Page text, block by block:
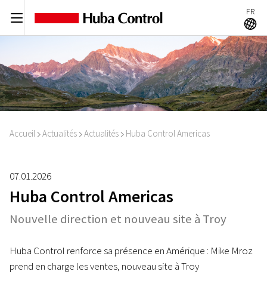
C FR
A
Accueil I Actualités I Actualités I Huba Control Americas
07.01.2026
Huba Control Americas
Nouvelle direction et nouveau site à Troy
Huba Control renforce sa présence en Amérique : Mike Mroz
prend en charge les ventes, nouveau site à Troy